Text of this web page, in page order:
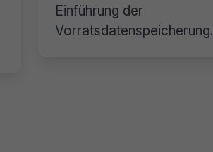
Einführung der
Vorratsdatenspeicherung.